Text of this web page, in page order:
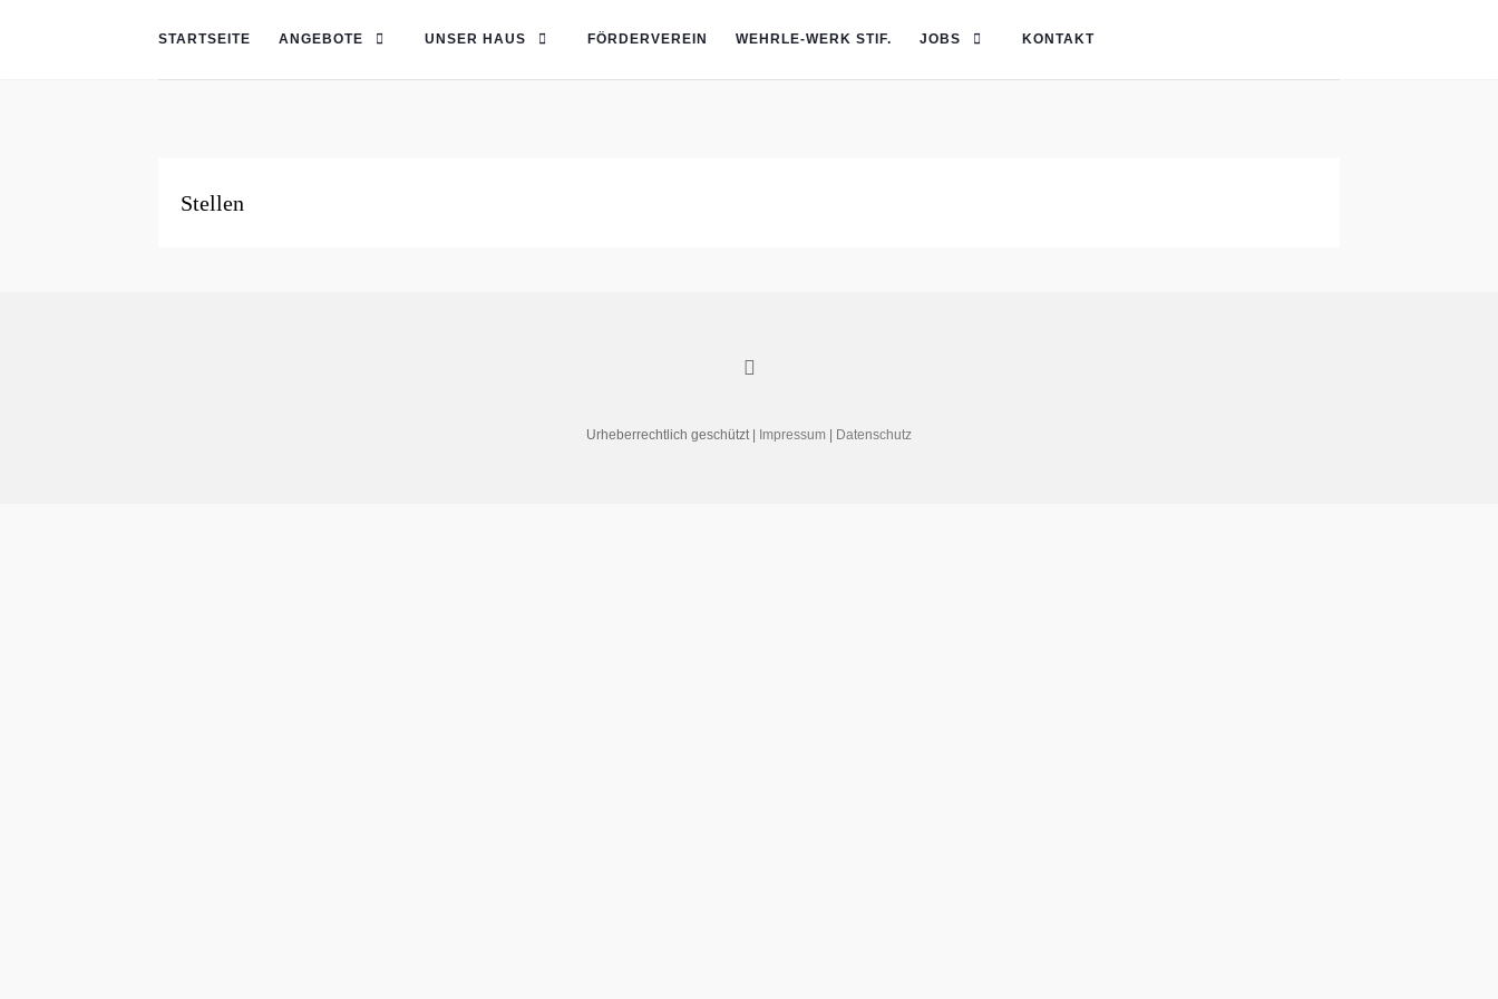
STARTSEITE ANGEBOTE UNSER HAUS FÖRDERVEREIN WEHRLE-WERK STIF. JOBS KONTAKT
Stellen
Urheberrechtlich geschützt | Impressum Datenschutz